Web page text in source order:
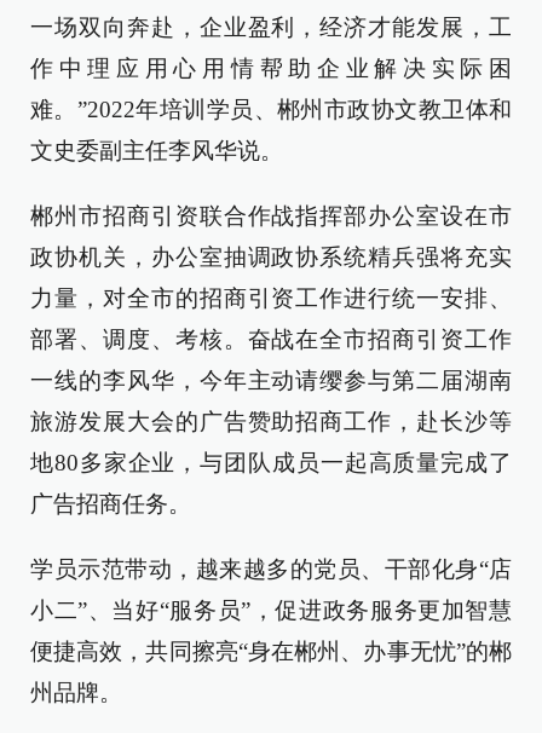
一场双向奔赴，企业盈利，经济才能发展，工
作中理应用心用情帮助企业解决实际困
难。”2022年培训学员、郴州市政协文教卫体和
文史委副主任李风华说。
郴州市招商引资联合作战指挥部办公室设在市
政协机关，办公室抽调政协系统精兵强将充实
力量，对全市的招商引资工作进行统一安排、
部署、调度、考核。奋战在全市招商引资工作
一线的李风华，今年主动请缨参与第二届湖南
旅游发展大会的广告赞助招商工作，赴长沙等
地80多家企业，与团队成员一起高质量完成了
广告招商任务。
学员示范带动，越来越多的党员、干部化身“店
小二”、当好“服务员”，促进政务服务更加智慧
便捷高效，共同擦亮“身在郴州、办事无忧”的郴
州品牌。